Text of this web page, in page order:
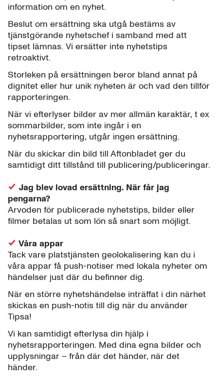
information om en nyhet.
Beslut om ersättning ska utgå bestäms av
tjänstgörande nyhetschef i samband med att
tipset lämnas. Vi ersätter inte nyhetstips
retroaktivt.
Storleken på ersättningen beror bland annat på
dignitet eller hur unik nyheten är och vad den tillför
rapporteringen.
När vi efterlyser bilder av mer allmän karaktär, t ex
sommarbilder, som inte ingår i en
nyhetsrapportering, utgår ingen ersättning.
När du skickar din bild till Aftonbladet ger du
samtidigt ditt tillstånd till publicering/publiceringar.
Jag blev lovad ersättning. När får jag
pengarna?
Arvoden för publicerade nyhetstips, bilder eller
filmer betalas ut som lön så snart som möjligt.
Våra appar
Tack vare platstjänsten geolokalisering kan du i
våra appar få push-notiser med lokala nyheter om
händelser just där du befinner dig.
När en större nyhetshändelse inträffat i din närhet
skickas en push-notis till dig när du använder
Tipsa!
Vi kan samtidigt efterlysa din hjälp i
nyhetsrapporteringen. Med dina egna bilder och
upplysningar – från där det händer, när det
händer.